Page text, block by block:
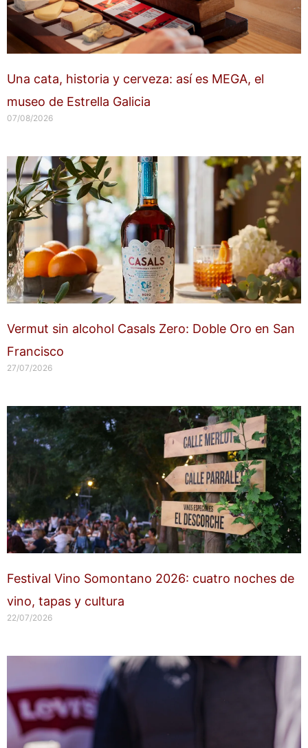
Una cata, historia y cerveza: así es MEGA, el
museo de Estrella Galicia
07/08/2026
Vermut sin alcohol Casals Zero: Doble Oro en San
Francisco
27/07/2026
Festival Vino Somontano 2026: cuatro noches de
vino, tapas y cultura
22/07/2026